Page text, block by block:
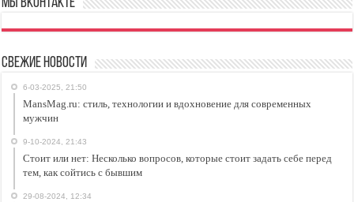
Мы ВКонтакте
Свежие новости
6-03-2025, 21:50
MansMag.ru: стиль, технологии и вдохновение для современных
мужчин
9-10-2024, 21:43
Стоит или нет: Несколько вопросов, которые стоит задать себе перед
тем, как сойтись с бывшим
29-08-2024, 12:34